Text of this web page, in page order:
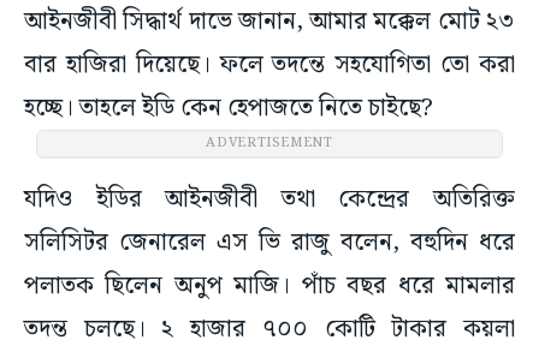
আইনজীবী সিদ্ধার্থ দাভে জানান, আমার মক্কেল মোট ২৩
বার হাজিরা দিয়েছে। ফলে তদন্তে সহযোগিতা তো করা
হচ্ছে। তাহলে ইডি কেন হেপাজতে নিতে চাইছে?
ADVERTISEMENT
যদিও ইডির আইনজীবী তথা কেন্দ্রের অতিরিক্ত
সলিসিটর জেনারেল এস ভি রাজু বলেন, বহুদিন ধরে
পলাতক ছিলেন অনুপ মাজি। পাঁচ বছর ধরে মামলার
তদন্ত চলছে। ২ হাজার ৭০০ কোটি টাকার কয়লা